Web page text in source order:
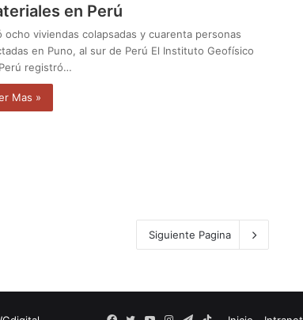
en Perú
ocho viviendas colapsadas y cuarenta personas
en Puno, al sur de Perú El Instituto Geofísico
registró…
Mas »
Siguiente Pagina